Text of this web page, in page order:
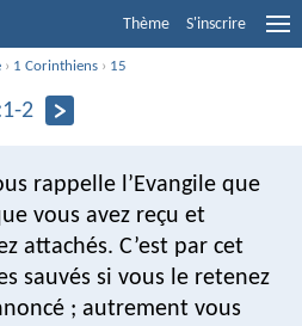
Thème S'inscrire
› 1 Corinthiens › 15
2
rappelle l’Evangile que
vous avez reçu et
attachés. C’est par cet
sauvés si vous le retenez
; autrement vous